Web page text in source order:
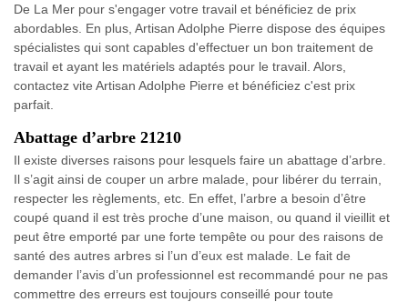
De La Mer pour s'engager votre travail et bénéficiez de prix
abordables. En plus, Artisan Adolphe Pierre dispose des équipes
spécialistes qui sont capables d'effectuer un bon traitement de
travail et ayant les matériels adaptés pour le travail. Alors,
contactez vite Artisan Adolphe Pierre et bénéficiez c'est prix
parfait.
Abattage d’arbre 21210
Il existe diverses raisons pour lesquels faire un abattage d’arbre.
Il s’agit ainsi de couper un arbre malade, pour libérer du terrain,
respecter les règlements, etc. En effet, l’arbre a besoin d’être
coupé quand il est très proche d’une maison, ou quand il vieillit et
peut être emporté par une forte tempête ou pour des raisons de
santé des autres arbres si l’un d’eux est malade. Le fait de
demander l’avis d’un professionnel est recommandé pour ne pas
commettre des erreurs est toujours conseillé pour toute